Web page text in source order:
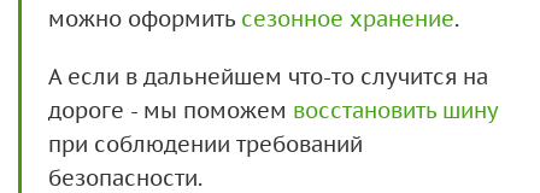
можно оформить сезонное хранение.
А если в дальнейшем что-то случится на
дороге - мы поможем восстановить шину
при соблюдении требований
безопасности.